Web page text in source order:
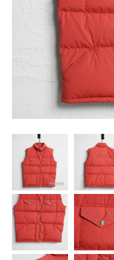
SNS
MY ACCOUNT